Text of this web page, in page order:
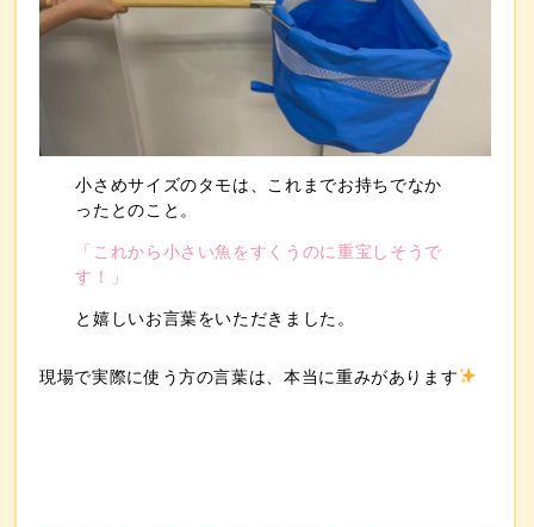
小さめサイズのタモは、これまでお持ちでなか
ったとのこと。
「これから小さい魚をすくうのに重宝しそうで
す！」
と嬉しいお言葉をいただきました。
現場で実際に使う方の言葉は、本当に重みがあります